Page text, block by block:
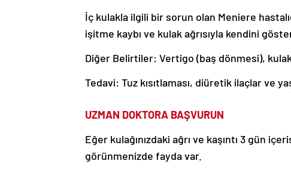
İç kulakla ilgili bir sorun olan Meniere
işitme kaybı ve kulak ağrısıyla kendini
Diğer Belirtiler: Vertigo (baş dönmesi),
Tedavi: Tuz kısıtlaması, diüretik ilaçlar ve
UZMAN DOKTORA BAŞVURUN
Eğer kulağınızdaki ağrı ve kaşıntı 3 gün
görünmenizde fayda var.